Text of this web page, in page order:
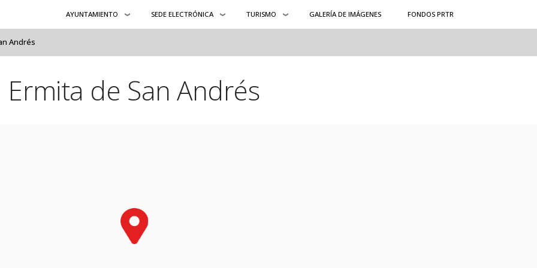
AYUNTAMIENTO SEDE ELECTRÓNICA TURISMO GALERÍA DE IMÁGENES FONDOS PRTR
Andrés
Ermita de San Andrés